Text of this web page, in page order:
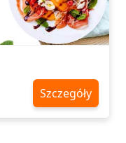
Szczegóły